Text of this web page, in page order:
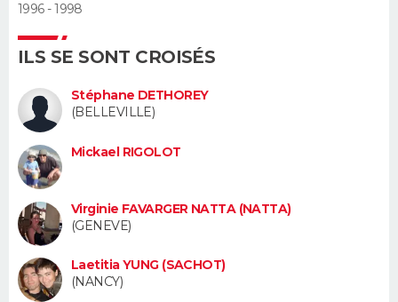
S'inscrire
Se connecter
Lycées
Collèges
Primaires
Universités
Entreprises
Service militaire
Avis de recherche
AVIS DE DÉCÈS
FORUM
Bricolage
Lifestyle
Culture
Sport
Auto
Television
Voyage
Cinema
1996 - 1998
ILS SE SONT CROISÉS
Stéphane DETHOREY
(BELLEVILLE)
Mickael RIGOLOT
Virginie FAVARGER NATTA (NATTA)
(GENEVE)
Laetitia YUNG (SACHOT)
(NANCY)